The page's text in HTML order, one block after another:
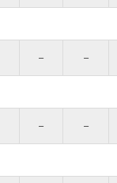
– –
– –